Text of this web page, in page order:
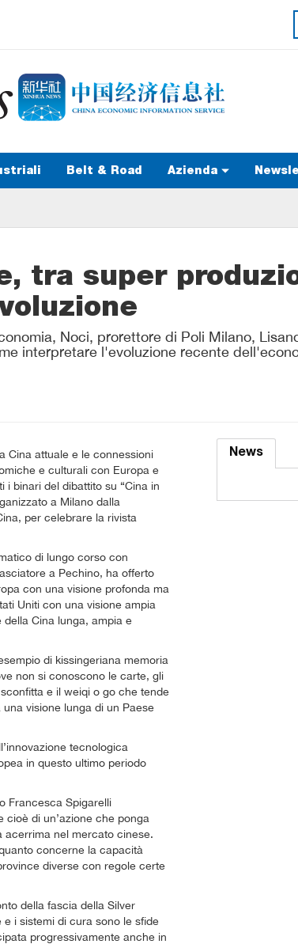
Belt & Road Azienda
tra super
Noci, prorettore di Poli Milano,
interpretare l'evoluzione recente
Cina attuale e le connessioni
e culturali con Europa e
i binari del dibattito su “Cina in
a Milano dalla
per celebrare la rivista
di lungo corso con
a Pechino, ha offerto
con una visione profonda ma
Uniti con una visione ampia
della Cina lunga, ampia e
di kissingeriana memoria
non si conoscono le carte, gli
e il weiqi o go che tende
visione lunga di un Paese
tecnologica
in questo ultimo periodo
Francesca Spigarelli
cioè di un’azione che ponga
acerrima nel mercato cinese.
concerne la capacità
diverse con regole certe
della fascia della Silver
i sistemi di cura sono le sfide
progressivamente anche in
News